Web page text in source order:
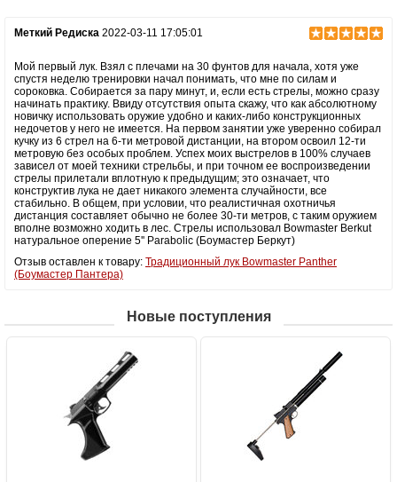
Меткий Редиска 2022-03-11 17:05:01
Мой первый лук. Взял с плечами на 30 фунтов для начала, хотя уже
спустя неделю тренировки начал понимать, что мне по силам и
сороковка. Собирается за пару минут, и, если есть стрелы, можно сразу
начинать практику. Ввиду отсутствия опыта скажу, что как абсолютному
новичку использовать оружие удобно и каких-либо конструкционных
недочетов у него не имеется. На первом занятии уже уверенно собирал
кучку из 6 стрел на 6-ти метровой дистанции, на втором освоил 12-ти
метровую без особых проблем. Успех моих выстрелов в 100% случаев
зависел от моей техники стрельбы, и при точном ее воспроизведении
стрелы прилетали вплотную к предыдущим; это означает, что
конструктив лука не дает никакого элемента случайности, все
стабильно. В общем, при условии, что реалистичная охотничья
дистанция составляет обычно не более 30-ти метров, с таким оружием
вполне возможно ходить в лес. Стрелы использовал Bowmaster Berkut
натуральное оперение 5'' Parabolic (Боумастер Беркут)
Отзыв оставлен к товару: Традиционный лук Bowmaster Panther
(Боумастер Пантера)
Новые поступления